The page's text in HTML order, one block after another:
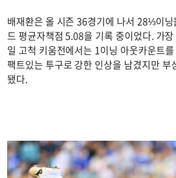
배재환은 올 시즌 36경기에 나서 28⅓이
드 평균자책점 5.08을 기록 중이었다. 가
일 고척 키움전에서는 1이닝 아웃카운트
팩트있는 투구로 강한 인상을 남겼지만 부
됐다.